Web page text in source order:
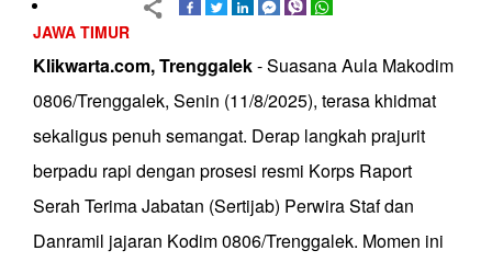
JAWA TIMUR
Klikwarta.com, Trenggalek- Suasana Aula Makodim
0806/Trenggalek, Senin (11/8/2025), terasa khidmat
sekaligus penuh semangat. Derap langkah prajurit
berpadu rapi dengan prosesi resmi Korps Raport
Serah Terima Jabatan (Sertijab) Perwira Staf dan
Danramil jajaran Kodim 0806/Trenggalek. Momen ini